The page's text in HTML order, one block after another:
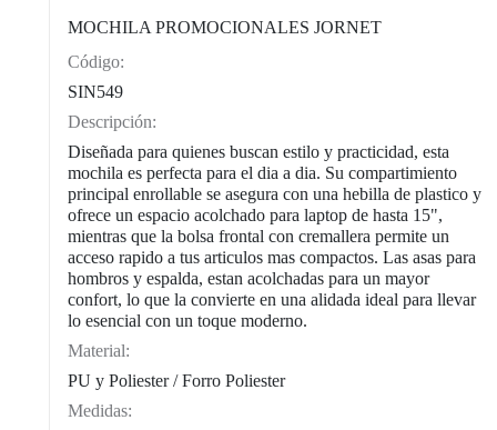
MOCHILA PROMOCIONALES JORNET
Código:
SIN549
Descripción:
Diseñada para quienes buscan estilo y practicidad, esta
mochila es perfecta para el dia a dia. Su compartimiento
principal enrollable se asegura con una hebilla de plastico y
ofrece un espacio acolchado para laptop de hasta 15",
mientras que la bolsa frontal con cremallera permite un
acceso rapido a tus articulos mas compactos. Las asas para
hombros y espalda, estan acolchadas para un mayor
confort, lo que la convierte en una alidada ideal para llevar
lo esencial con un toque moderno.
Material:
PU y Poliester / Forro Poliester
Medidas: